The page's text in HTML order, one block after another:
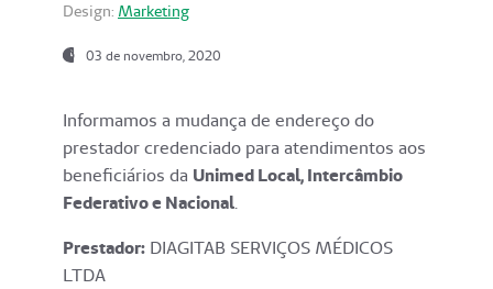
Design: Marketing
03 de novembro, 2020
Informamos a mudança de endereço do
prestador credenciado para atendimentos aos
beneficiários da Unimed Local, Intercâmbio
Federativo e Nacional.
Prestador: DIAGITAB SERVIÇOS MÉDICOS
LTDA